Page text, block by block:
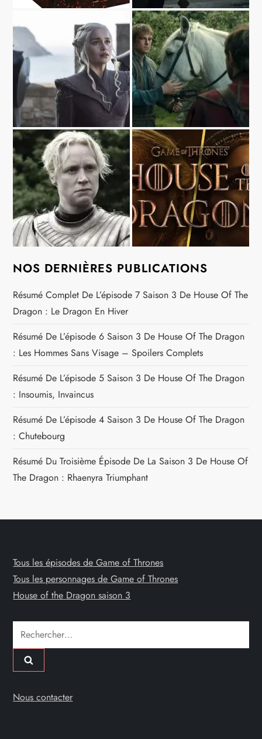
NOS DERNIÈRES PUBLICATIONS
Résumé Complet De L’épisode 7 Saison 3 De House Of The
Dragon : Le Dragon En Hiver
Résumé De L’épisode 6 Saison 3 De House Of The Dragon
: Les Hommes Sans Visage – Spoilers Complets
Résumé De L’épisode 5 Saison 3 De House Of The Dragon
: Insoumis, Invaincus
Résumé De L’épisode 4 Saison 3 De House Of The Dragon
: Chutebourg
Résumé Du Troisième Épisode De La Saison 3 De House Of
The Dragon : Rhaenyra Triumphant
Tous les épisodes de Game of Thrones
Tous les personnages de Game of Thrones
House of the Dragon saison 3
Rechercher :
Nous contacter